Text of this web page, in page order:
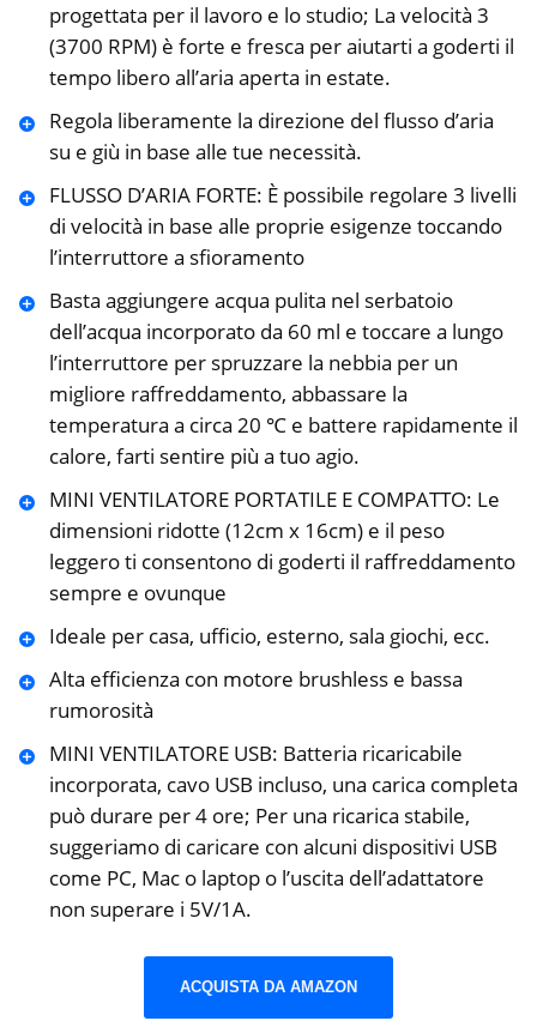
progettata per il lavoro e lo studio; La velocità 3
(3700 RPM) è forte e fresca per aiutarti a goderti il
tempo libero all’aria aperta in estate.
Regola liberamente la direzione del flusso d’aria
su e giù in base alle tue necessità.
FLUSSO D’ARIA FORTE: È possibile regolare 3 livelli
di velocità in base alle proprie esigenze toccando
l’interruttore a sfioramento
Basta aggiungere acqua pulita nel serbatoio
dell’acqua incorporato da 60 ml e toccare a lungo
l’interruttore per spruzzare la nebbia per un
migliore raffreddamento, abbassare la
temperatura a circa 20 ℃ e battere rapidamente il
calore, farti sentire più a tuo agio.
MINI VENTILATORE PORTATILE E COMPATTO: Le
dimensioni ridotte (12cm x 16cm) e il peso
leggero ti consentono di goderti il raffreddamento
sempre e ovunque
Ideale per casa, ufficio, esterno, sala giochi, ecc.
Alta efficienza con motore brushless e bassa
rumorosità
MINI VENTILATORE USB: Batteria ricaricabile
incorporata, cavo USB incluso, una carica completa
può durare per 4 ore; Per una ricarica stabile,
suggeriamo di caricare con alcuni dispositivi USB
come PC, Mac o laptop o l’uscita dell’adattatore
non superare i 5V/1A.
ACQUISTA DA AMAZON